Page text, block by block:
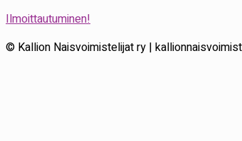
Ilmoittautuminen!
© Kallion Naisvoimistelijat ry |